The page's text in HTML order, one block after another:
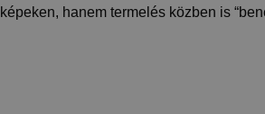
képeken, hanem termelés közben is